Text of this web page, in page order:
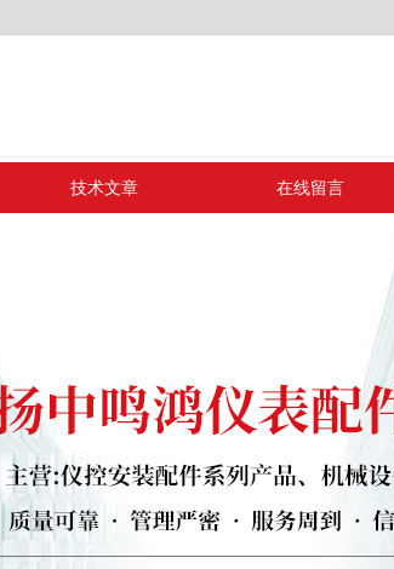
技术文章 在线留言